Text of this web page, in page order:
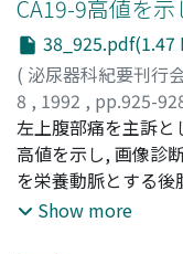
ても差をみなかっ
(HD)・腎癌
癌の血漿中EGF値は
てみると, 残腎機能
復した
CA19-9高値を
38_925.pdf(1.47
( 泌尿器科紀要刊行
8 , 1992 , pp.925-
石井, 啓一;上川, 禎
柏原, 昇;吉原, 渡;
Someya, Katsumi;
Kashihara, Noboru
左上腹部痛を主訴と
高値を示し, 画像診
を栄養動脈とする
1700 gの腫瘍を摘出
Show more